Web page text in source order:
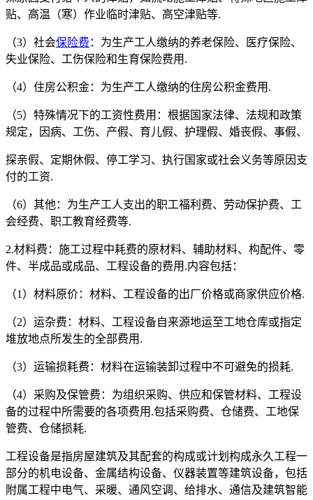
贴、高温（寒）作业临时津贴、高空津贴等.
（3）社会保险费 ：为生产工人缴纳的养老保险、医疗保险、
失业保险、工伤保险和生育保险费用.
（4）住房公积金：为生产工人缴纳的住房公积金费用.
（5）特殊情况下的工资性费用：根据国家法律、法规和政策
规定，因病、工伤、产假、育儿假、护理假、婚丧假、事假、
探亲假、定期休假、停工学习、执行国家或社会义务等原因支
付的工资.
（6）其他：为生产工人支出的职工福利费、劳动保护费、工
会经费、职工教育经费等.
2.材料费：施工过程中耗费的原材料、辅助材料、构配件、零
件、半成品或成品、工程设备的费用.内容包括：
（1）材料原价：材料、工程设备的出厂价格或商家供应价格.
（2）运杂费：材料、工程设备自来源地运至工地仓库或指定
堆放地点所发生的全部费用.
（3）运输损耗费：材料在运输装卸过程中不可避免的损耗.
（4）采购及保管费：为组织采购、供应和保管材料、工程设
备的过程中所需要的各项费用.包括采购费、仓储费、工地保
管费、仓储损耗.
工程设备是指房屋建筑及其配套的构成或计划构成永久工程一
部分的机电设备、金属结构设备、仪器装置等建筑设备，包括
附属工程中电气、采暖、通风空调、给排水、通信及建筑智能